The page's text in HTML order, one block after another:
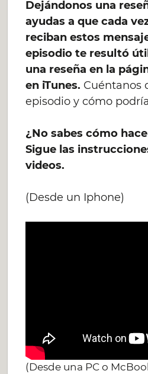
Dejándonos una
ayudas a que cada
reciban estos
episodio te resultó
una reseña en la
en iTunes. Cuéntanos
episodio y cómo
¿No sabes cómo
Sigue las
videos.
(Desde un Iphone)
(Desde una PC o